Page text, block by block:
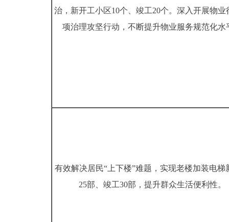
治，新开工小区10个、竣工20个。深入开展物业
项治理攻坚行动，不断提升物业服务规范化水
有效解决居民“上下楼”难题，实现老楼加装电梯
25部、竣工30部，提升群众生活便利性。